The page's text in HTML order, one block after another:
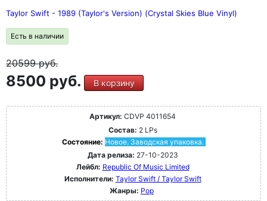
Taylor Swift - 1989 (Taylor's Version) (Crystal Skies Blue Vinyl)
Есть в наличии
20599руб.
8500 руб. В корзину
Артикул: CDVP 4011654
Состав: 2 LPs
Состояние: Новое. Заводская упаковка.
Дата релиза: 27-10-2023
Лейбл: Republic Of Music Limited
Исполнители: Taylor Swift / Taylor Swift
Жанры: Pop